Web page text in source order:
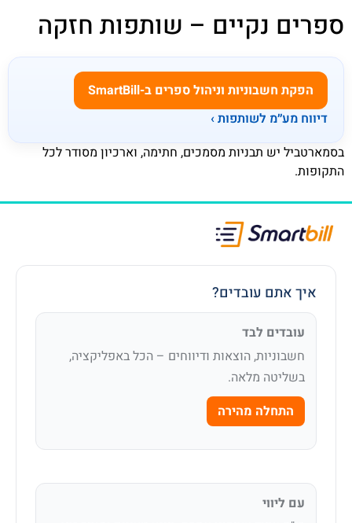
ספרים נקיים – שותפות חזקה
הפקת חשבוניות וניהול ספרים ב-SmartBill
דיווח מע״מ לשותפות ›
בסמארטביל יש תבניות מסמכים, חתימה, וארכיון מסודר לכל
התקופות.
איך אתם עובדים?
עובדים לבד
חשבוניות, הוצאות ודיווחים – הכל באפליקציה,
בשליטה מלאה.
התחלה מהירה
עם ליווי